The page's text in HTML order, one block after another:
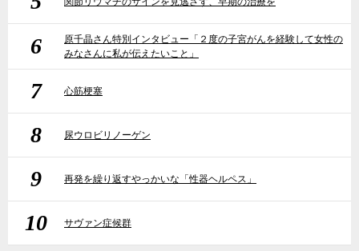
6
原千晶さん特別インタビュー「２度の子宮がんを経験して女性の
みなさんに私が伝えたいこと」
7 心筋梗塞
8 尿ウロビリノーゲン
9 再発を繰り返すやっかいな「性器ヘルペス」
10 サヴァン症候群